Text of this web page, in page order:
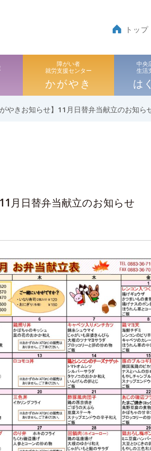
トップ
障がい者
就労支援センター
かがやき
中央
生活
は
がやきお知らせ】11月日替弁当献立のお知ら
月日替弁当献立のお知らせ